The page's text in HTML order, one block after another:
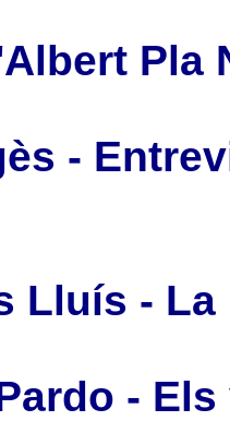
Pla
-
Lluís -
-